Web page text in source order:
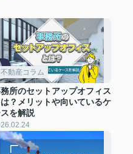
不動産コラム
所のセットアップオフィス
は？メリットや向いているケ
を解説